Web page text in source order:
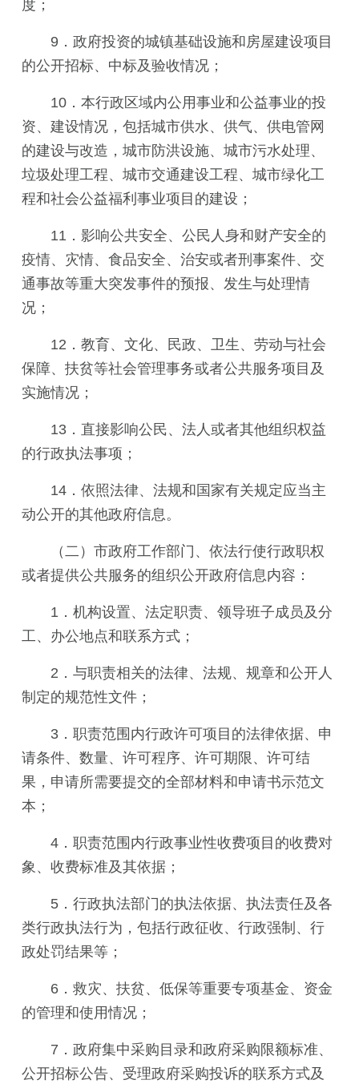
度；
9．政府投资的城镇基础设施和房屋建设项目
的公开招标、中标及验收情况；
10．本行政区域内公用事业和公益事业的投
资、建设情况，包括城市供水、供气、供电管网
的建设与改造，城市防洪设施、城市污水处理、
垃圾处理工程、城市交通建设工程、城市绿化工
程和社会公益福利事业项目的建设；
11．影响公共安全、公民人身和财产安全的
疫情、灾情、食品安全、治安或者刑事案件、交
通事故等重大突发事件的预报、发生与处理情
况；
12．教育、文化、民政、卫生、劳动与社会
保障、扶贫等社会管理事务或者公共服务项目及
实施情况；
13．直接影响公民、法人或者其他组织权益
的行政执法事项；
14．依照法律、法规和国家有关规定应当主
动公开的其他政府信息。
（二）市政府工作部门、依法行使行政职权
或者提供公共服务的组织公开政府信息内容：
1．机构设置、法定职责、领导班子成员及分
工、办公地点和联系方式；
2．与职责相关的法律、法规、规章和公开人
制定的规范性文件；
3．职责范围内行政许可项目的法律依据、申
请条件、数量、许可程序、许可期限、许可结
果，申请所需要提交的全部材料和申请书示范文
本；
4．职责范围内行政事业性收费项目的收费对
象、收费标准及其依据；
5．行政执法部门的执法依据、执法责任及各
类行政执法行为，包括行政征收、行政强制、行
政处罚结果等；
6．救灾、扶贫、低保等重要专项基金、资金
的管理和使用情况；
7．政府集中采购目录和政府采购限额标准、
公开招标公告、受理政府采购投诉的联系方式及